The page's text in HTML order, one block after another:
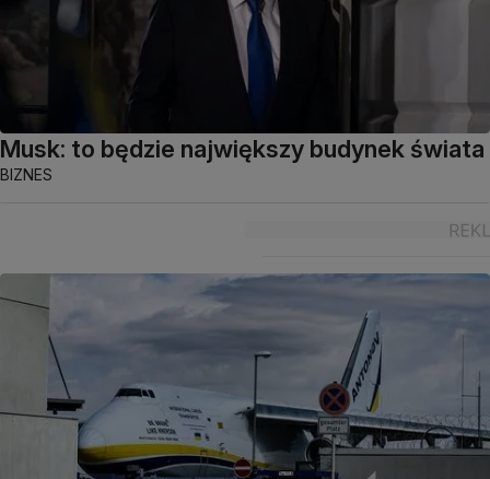
Musk: to będzie największy budynek świata
BIZNES